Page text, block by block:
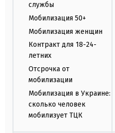
службы
Мобилизация 50+
Мобилизация женщин
Контракт для 18-24-
летних
Отсрочка от
мобилизации
Мобилизация в Украине:
сколько человек
мобилизует ТЦК